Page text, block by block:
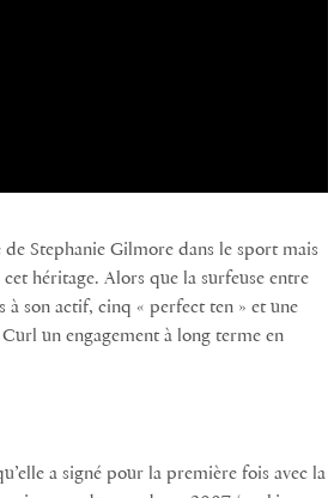
Stephanie Gilmore dans le sport mais
héritage. Alors que la surfeuse entre
à son actif, cinq « perfect ten » et une
un engagement à long terme en
a signé pour la première fois avec la